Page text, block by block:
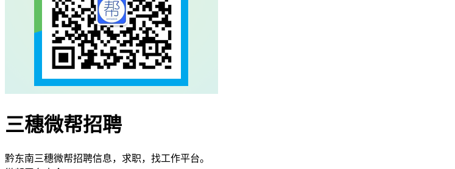
三穗微帮招聘
黔东南三穗微帮招聘信息，求职，找工作平台。